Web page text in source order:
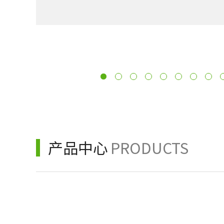
产品中心 PRODUCTS